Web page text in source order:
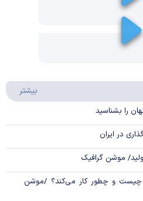
Video
بیشتر
در ایران
موشن گرافیک
و چطور کار می‌کند؟ /موشن